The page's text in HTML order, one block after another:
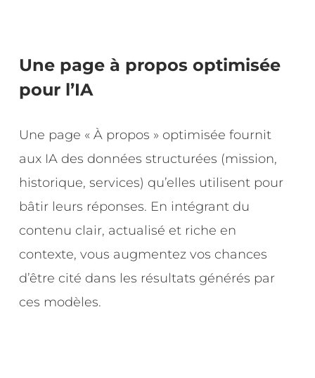
Une page à propos optimisée
pour l’IA
Une page « À propos » optimisée fournit
aux IA des données structurées (mission,
historique, services) qu’elles utilisent pour
bâtir leurs réponses. En intégrant du
contenu clair, actualisé et riche en
contexte, vous augmentez vos chances
d’être cité dans les résultats générés par
ces modèles.